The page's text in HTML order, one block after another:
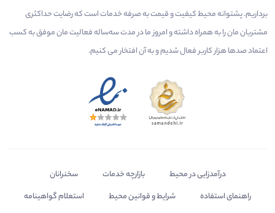
برداریم. پشتوانه محیط کیفیت و قیمت به صرفه خدمات است که رضایت حداکثری
مشتریان مان را به همراه داشته و امروز ما در مدت سه‌ساله فعالیت مان موفق به کسب
اعتماد صدها هزار کاربر فعال شدیم و به آن افتخار می‌ کنیم.
درآمدزایی در محیط بازارچه خدمات
سخنرانان
راهنمای استفاده
شرایط و قوانین محیط
استعلام گواهینامه